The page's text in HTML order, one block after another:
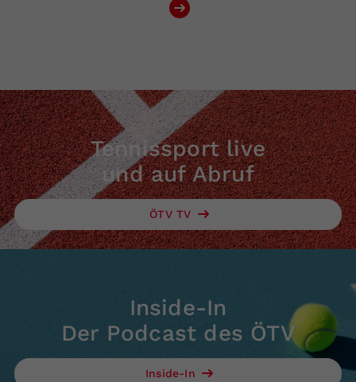
Tennissport live
und auf Abruf
ÖTV TV
Inside-In
Der Podcast des ÖTV
Inside-In